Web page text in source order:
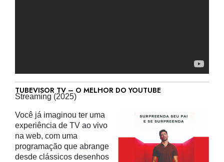
TUBEVISOR TV – O MELHOR DO YOUTUBE
Streaming (2025)
Você já imaginou ter uma
experiência de TV ao vivo
na web, com uma
programação que abrange
desde clássicos desenhos